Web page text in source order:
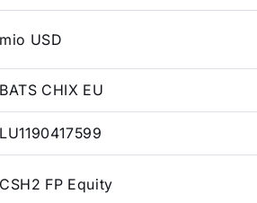
mio USD
BATS CHIX EU
LU1190417599
CSH2 FP Equity